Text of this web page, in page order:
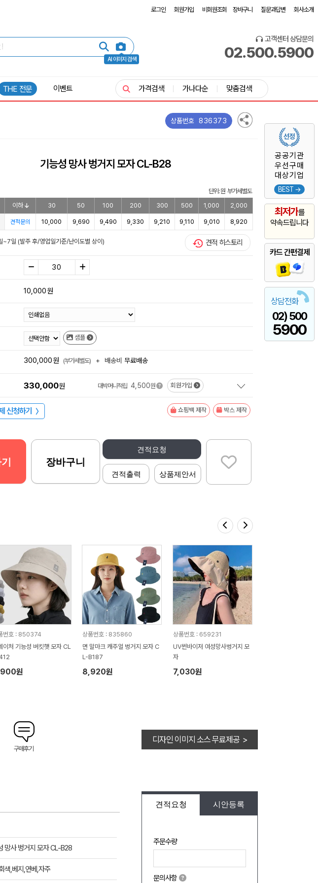
로그인 회원가입 비회원조회 장바구니 질문과답변 회사소개
AI 이미지 검색
고객센터 상담문의
02.500.5900
공공기관
우선구매
대상기업
BEST →
최저가를
약속드립니다
카드 간편결제
상담전화
02) 500
5900
THE 전문 이벤트 가격검색 가나다순 맞춤검색
상품번호 836373
기능성 망사 벙거지 모자 CL-B28
단위: 원 부가세별도
이하 30 50 100 200 300 500 1,000 2,000
견적문의 10,000 9,690 9,490 9,330 9,210 9,110 9,010 8,920
~7일 (발주 후/영업일기준/난이도별 상이) 견적 히스토리
10,000원
샘플
300,000원 (부가세별도) + 배송비 무료배송
330,000원 대박머니적립 4,500원 회원가입
신청하기 〉 쇼핑백 제작 박스 제작
견적요청
견적출력 상품제안서
장바구니
번호 : 850374
이처 기능성 버킷햇 모자 CL
원
상품번호 : 835860
면 말마크 캐주얼 벙거지 모자 C
L-B187
8,920원
상품번호 : 659231
UV썬바이저 여성망사벙거지 모
자
7,030원
구매후기
디자인 이미지 소스 무료제공 >
견적요청 시안등록
주문수량
문의사항
망사 벙거지 모자 CL-B28
색,베지,연베,자주